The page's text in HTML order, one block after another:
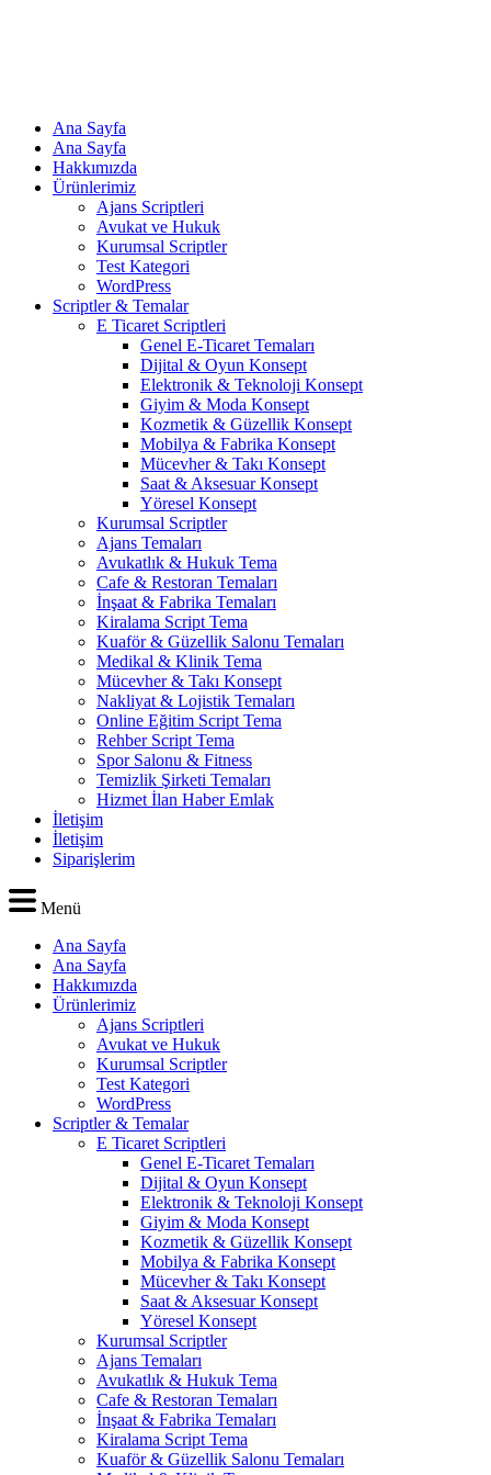
Ana Sayfa
Ana Sayfa
Hakkımızda
Ürünlerimiz
Ajans Scriptleri
Avukat ve Hukuk
Kurumsal Scriptler
Test Kategori
WordPress
Scriptler & Temalar
E Ticaret Scriptleri
Genel E-Ticaret Temaları
Dijital & Oyun Konsept
Elektronik & Teknoloji Konsept
Giyim & Moda Konsept
Kozmetik & Güzellik Konsept
Mobilya & Fabrika Konsept
Mücevher & Takı Konsept
Saat & Aksesuar Konsept
Yöresel Konsept
Kurumsal Scriptler
Ajans Temaları
Avukatlık & Hukuk Tema
Cafe & Restoran Temaları
İnşaat & Fabrika Temaları
Kiralama Script Tema
Kuaför & Güzellik Salonu Temaları
Medikal & Klinik Tema
Mücevher & Takı Konsept
Nakliyat & Lojistik Temaları
Online Eğitim Script Tema
Rehber Script Tema
Spor Salonu & Fitness
Temizlik Şirketi Temaları
Hizmet İlan Haber Emlak
İletişim
İletişim
Siparişlerim
Menü
Ana Sayfa
Ana Sayfa
Hakkımızda
Ürünlerimiz
Ajans Scriptleri
Avukat ve Hukuk
Kurumsal Scriptler
Test Kategori
WordPress
Scriptler & Temalar
E Ticaret Scriptleri
Genel E-Ticaret Temaları
Dijital & Oyun Konsept
Elektronik & Teknoloji Konsept
Giyim & Moda Konsept
Kozmetik & Güzellik Konsept
Mobilya & Fabrika Konsept
Mücevher & Takı Konsept
Saat & Aksesuar Konsept
Yöresel Konsept
Kurumsal Scriptler
Ajans Temaları
Avukatlık & Hukuk Tema
Cafe & Restoran Temaları
İnşaat & Fabrika Temaları
Kiralama Script Tema
Kuaför & Güzellik Salonu Temaları